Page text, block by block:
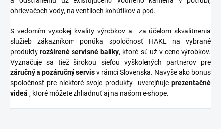
ohrievačoch vody, na ventiloch kohútikov a pod.
S vedomím vysokej kvality výrobkov a za účelom skvalitnenia
služieb zákazníkom ponúka spoločnosť HAKL na vybrané
produktyrozšírené servisné balíky, ktoré sú už v cene výrobkov.
Vyznačuje sa tiež širokou sieťou vyškolených partnerov pre
záručný a pozáručný servisv rámci Slovenska. Navyše ako bonus
spoločnosť pre niektoré svoje produkty uverejňuje prezentačné
videá , ktoré môžete zhliadnuť aj na našom e-shope.